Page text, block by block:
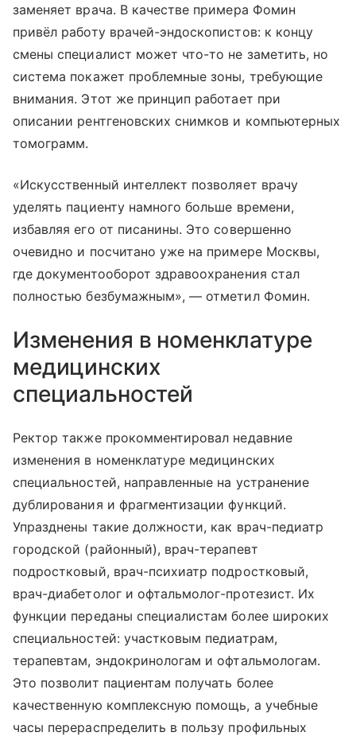
заменяет врача. В качестве примера Фомин
привёл работу врачей-эндоскопистов: к концу
смены специалист может что-то не заметить, но
система покажет проблемные зоны, требующие
внимания. Этот же принцип работает при
описании рентгеновских снимков и компьютерных
томограмм.
«Искусственный интеллект позволяет врачу
уделять пациенту намного больше времени,
избавляя его от писанины. Это совершенно
очевидно и посчитано уже на примере Москвы,
где документооборот здравоохранения стал
полностью безбумажным», — отметил Фомин.
Изменения в номенклатуре
медицинских
специальностей
Ректор также прокомментировал недавние
изменения в номенклатуре медицинских
специальностей, направленные на устранение
дублирования и фрагментизации функций.
Упразднены такие должности, как врач-педиатр
городской (районный), врач-терапевт
подростковый, врач-психиатр подростковый,
врач-диабетолог и офтальмолог-протезист. Их
функции переданы специалистам более широких
специальностей: участковым педиатрам,
терапевтам, эндокринологам и офтальмологам.
Это позволит пациентам получать более
качественную комплексную помощь, а учебные
часы перераспределить в пользу профильных